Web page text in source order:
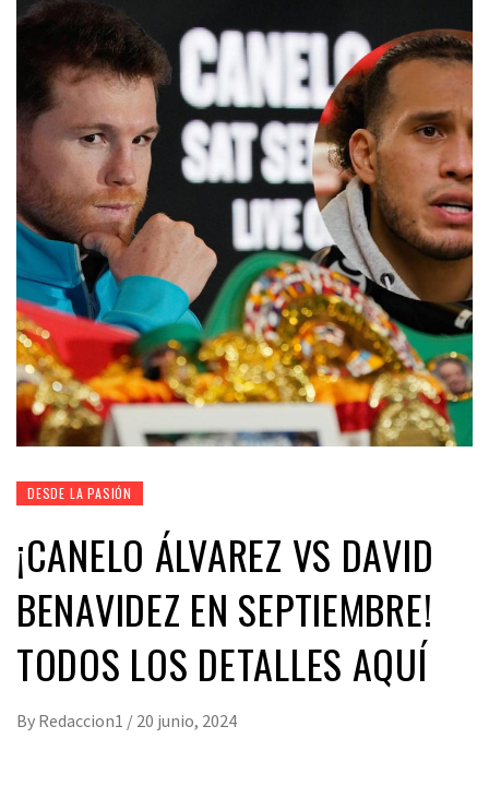
DESDE LA PASIÓN
¡CANELO ÁLVAREZ VS DAVID
BENAVIDEZ EN SEPTIEMBRE!
TODOS LOS DETALLES AQUÍ
By Redaccion1 / 20 junio, 2024